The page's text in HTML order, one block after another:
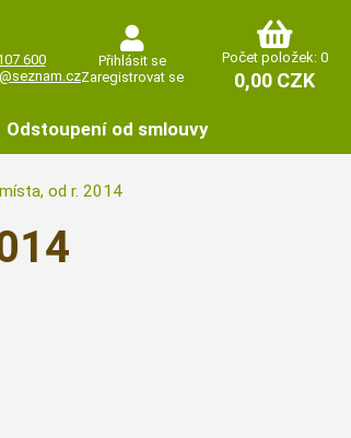
600
Přihlásit se
Zaregistrovat se
Počet položek: 0
0,00 CZK
Odstoupení od smlouvy
od r. 2014